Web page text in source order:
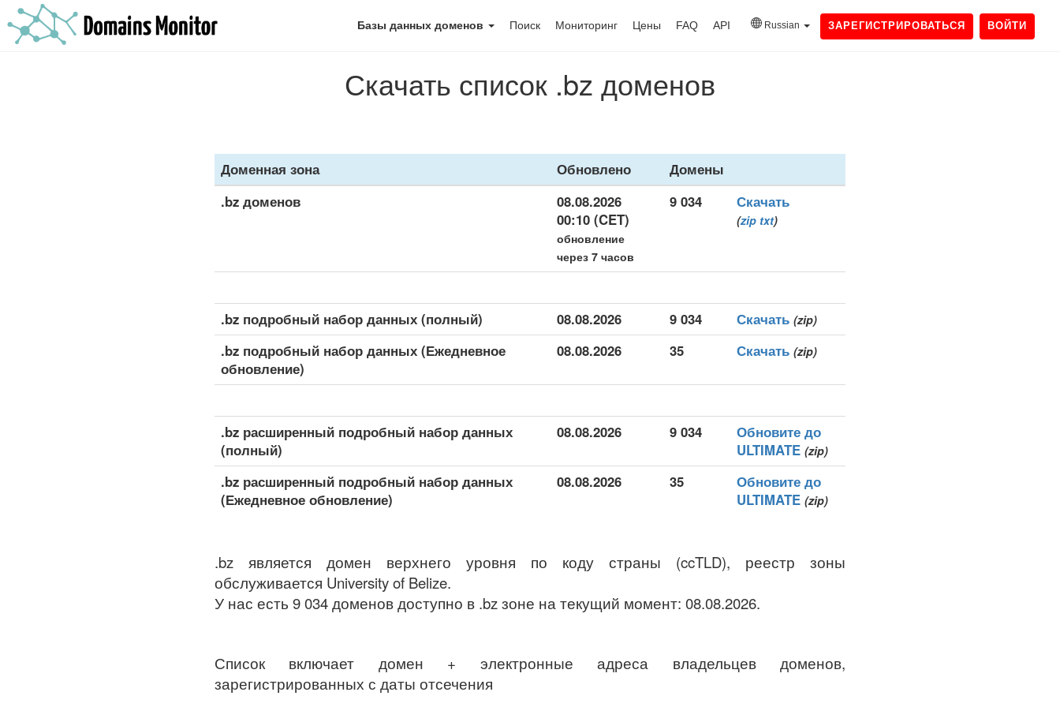
Базы данных доменов Поиск Мониторинг Цены FAQ API Russian ЗАРЕГИСТРИРОВАТЬСЯ ВОЙТИ
Скачать список .bz доменов
Доменная зона Обновлено
Домены
.bz доменов
08.08.2026
00:10 (CET)
обновление
через 7 часов
9 034 Скачать
(zip txt)
.bz подробный набор данных (полный) 08.08.2026 9 034 Скачать (zip)
.bz подробный набор данных (Ежедневное
обновление)
08.08.2026 35 Скачать (zip)
.bz расширенный подробный набор данных
(полный)
08.08.2026 9 034
Обновите до
ULTIMATE (zip)
.bz расширенный подробный набор данных
(Ежедневное обновление)
08.08.2026 35
Обновите до
ULTIMATE (zip)
.bz является домен верхнего уровня по коду страны (ccTLD), реестр зоны
обслуживается University of Belize.
У нас есть 9 034 доменов доступно в .bz зоне на текущий момент: 08.08.2026.
Список включает домен + электронные адреса владельцев доменов,
зарегистрированных с даты отсечения